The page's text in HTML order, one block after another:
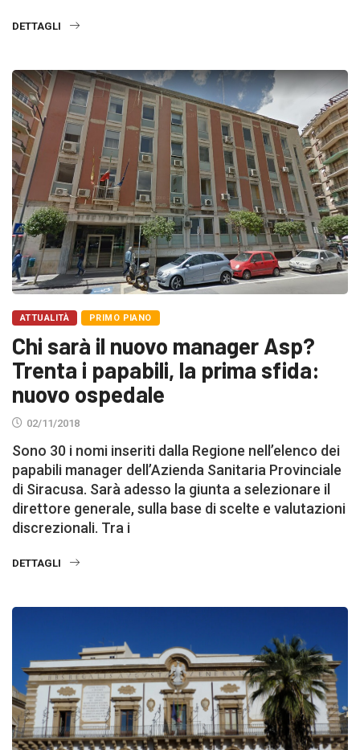
DETTAGLI
ATTUALITÀ PRIMO PIANO
Chi sarà il nuovo manager Asp?
Trenta i papabili, la prima sfida:
nuovo ospedale
02/11/2018
Sono 30 i nomi inseriti dalla Regione nell’elenco dei
papabili manager dell’Azienda Sanitaria Provinciale
di Siracusa. Sarà adesso la giunta a selezionare il
direttore generale, sulla base di scelte e valutazioni
discrezionali. Tra i
DETTAGLI